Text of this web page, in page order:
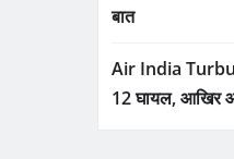
बात
Air India
12 घायल, आखिर